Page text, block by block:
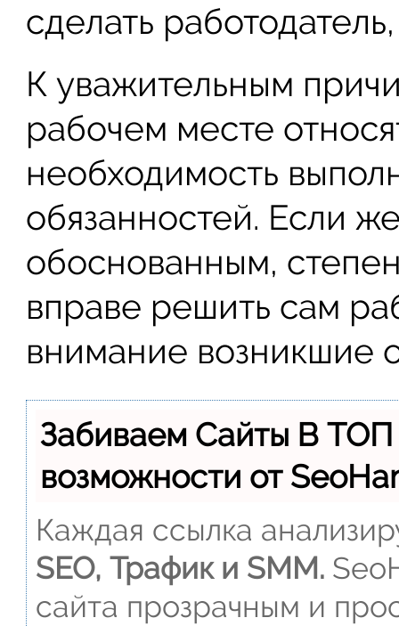
сделать
К уважительным
рабочем месте
необходимость
обязанностей. Если
обоснованным,
вправе решить сам
внимание возникшие
Забиваем Сайты В
возможности от
Каждая ссылка
SEO, Трафик и SMM.
сайта прозрачным и